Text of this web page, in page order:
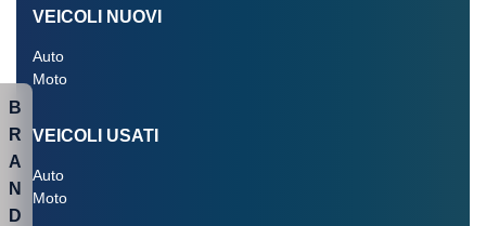
VEICOLI NUOVI
Auto
Moto
VEICOLI USATI
Auto
Moto
B
R
A
N
D